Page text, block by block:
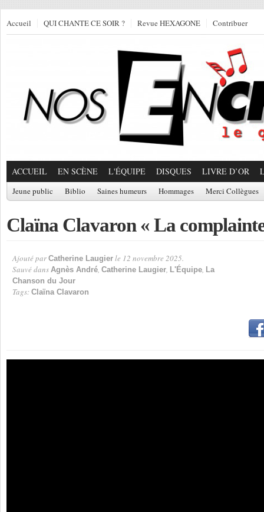
Accueil QUI CHANTE CE SOIR ? Revue HEXAGONE Contribuer
ACCUEIL EN SCÈNE L'ÉQUIPE DISQUES LIVRE D’OR
Jeune public Biblio Saines humeurs Hommages Merci Collègues
Claïna Clavaron « La
Ajouté par Catherine Laugier le 12 novembre 2025.
Sauvé dans Agnès André, Catherine Laugier, L'Équipe, La
Chanson du Jour
Tags: Claïna Clavaron